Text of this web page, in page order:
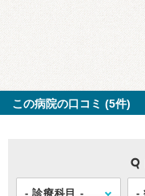
この病院の口コミ (5件)